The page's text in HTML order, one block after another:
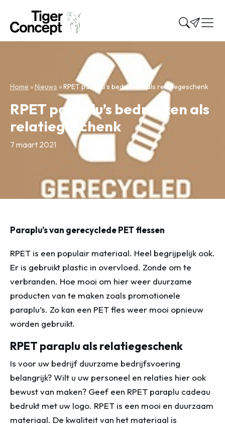
Home »Nieuws »RPET paraplu’s bedrukken als relatiegeschenk
RPET paraplu’s bedrukken als
relatiegeschenk
7 maart 2021
Paraplu’s van gerecyclede PET flessen
RPET is een populair materiaal. Heel begrijpelijk ook.
Er is gebruikt plastic in overvloed. Zonde om te
verbranden. Hoe mooi om hier weer duurzame
producten van te maken zoals promotionele
paraplu’s. Zo kan een PET fles weer mooi opnieuw
worden gebruikt.
RPET paraplu als relatiegeschenk
Is voor uw bedrijf duurzame bedrijfsvoering
belangrijk? Wilt u uw personeel en relaties hier ook
bewust van maken? Geef een RPET paraplu cadeau
bedrukt met uw logo. RPET is een mooi en duurzaam
materiaal. De kwaliteit van het materiaal is